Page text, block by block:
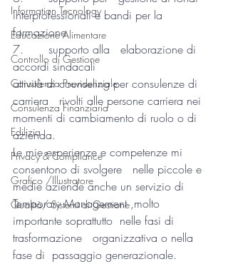
Information Tecnology
Educazione Alimentare
Controllo di Gestione
Consulenza Previdenziale
Consulenza Finanziaria
Edilizia
Privacy & Compliance
Grafico /Illustratore
Qualità/ Sistemi di Gestione
interprofessionali e bandi per la
formazione
7.       supporto alla   elaborazione di
accordi sindacali
attività di counseling per consulenze di
carriera   rivolti alle persone carriera nei
momenti di cambiamento di ruolo o di
azienda.
Le mie esperienze e competenze mi
consentono di svolgere   nelle piccole e
medie aziende anche un servizio di
Temporary Management ,molto
importante soprattutto  nelle fasi di
trasformazione   organizzativa o nella
fase di  passaggio generazionale.